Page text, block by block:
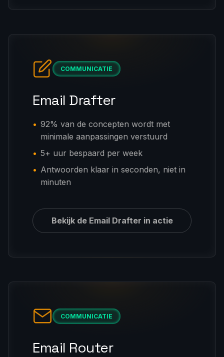
COMMUNICATIE
Email Drafter
92% van de concepten wordt met
minimale aanpassingen verstuurd
5+ uur bespaard per week
Antwoorden klaar in seconden, niet in
minuten
Bekijk de Email Drafter in actie
COMMUNICATIE
Email Router